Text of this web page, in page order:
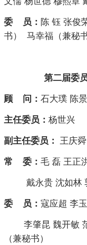
委 员： 陈 钰 张俊
书） 马幸福（兼秘
第二届委
顾 问： 石大璞 陈
主任委员： 杨世兴
副主任委员： 王庆
常 委： 毛 磊 王正
戴永贵 沈如林 郭
委 员： 寇应超 李
李肇昆 魏开敏 范
（兼秘书）